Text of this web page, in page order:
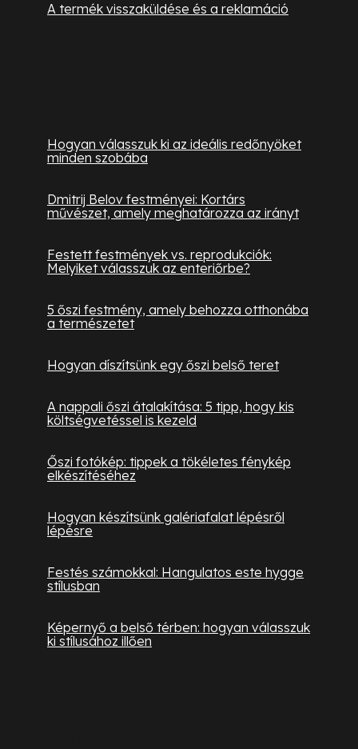
A termék visszaküldése és a reklamáció
Hogyan válasszuk ki az ideális redőnyöket
minden szobába
Dmitrij Belov festményei: Kortárs
művészet, amely meghatározza az irányt
Festett festmények vs. reprodukciók:
Melyiket válasszuk az enteriőrbe?
5 őszi festmény, amely behozza otthonába
a természetet
Hogyan díszítsünk egy őszi belső teret
A nappali őszi átalakítása: 5 tipp, hogy kis
költségvetéssel is kezeld
Őszi fotókép: tippek a tökéletes fénykép
elkészítéséhez
Hogyan készítsünk galériafalat lépésről
lépésre
Festés számokkal: Hangulatos este hygge
stílusban
Képernyő a belső térben: hogyan válasszuk
ki stílusához illően